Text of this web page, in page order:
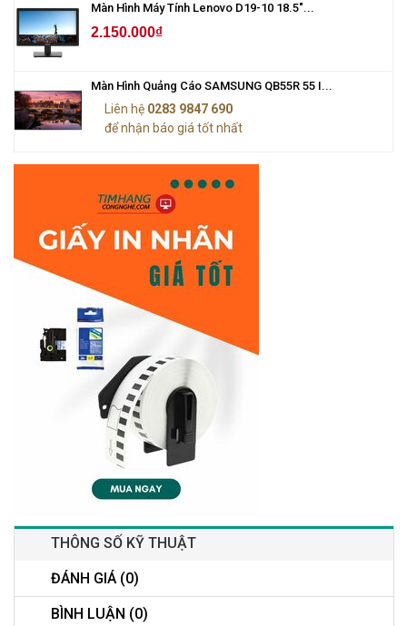
Màn Hình Máy Tính Lenovo D19-10 18.5"...
2.150.000₫
Màn Hình Quảng Cáo SAMSUNG QB55R 55 I...
Liên hệ 0283 9847 690
để nhận báo giá tốt nhất
THÔNG SỐ KỸ THUẬT
ĐÁNH GIÁ (0)
BÌNH LUẬN (0)